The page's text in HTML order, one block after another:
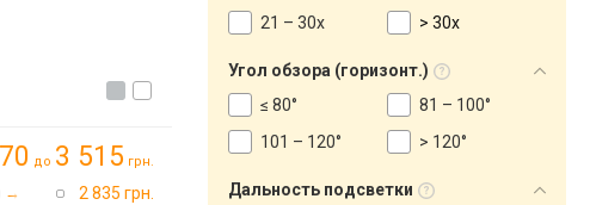
до 3 515 грн.
→ 2 835 грн.
21 – 30x
> 30x
Угол обзора (горизонт.)
≤ 80°
81 – 100°
101 – 120°
> 120°
Дальность подсветки